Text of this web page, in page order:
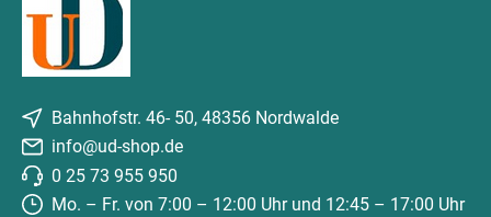
Bahnhofstr. 46- 50, 48356 Nordwalde
info@ud-shop.de
0 25 73 955 950
Mo. – Fr. von 7:00 – 12:00 Uhr und 12:45 – 17:00 Uhr